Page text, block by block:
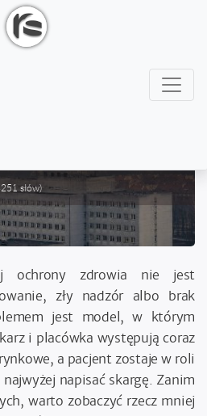
słów)
ochrony zdrowia nie jest
zły nadzór albo brak
jest model, w którym
i placówka występują coraz
a pacjent zostaje w roli
napisać skargę. Zanim
warto zobaczyć rzecz mniej